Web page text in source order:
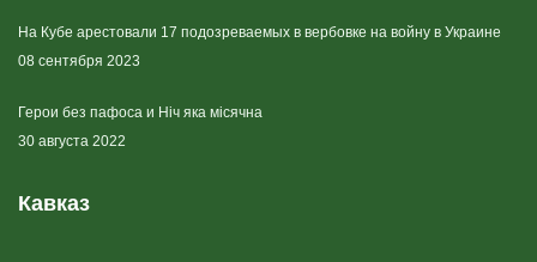
На Кубе арестовали 17 подозреваемых в вербовке на войну в Украине
08 сентября 2023
Герои без пафоса и Ніч яка місячна
30 августа 2022
Кавказ